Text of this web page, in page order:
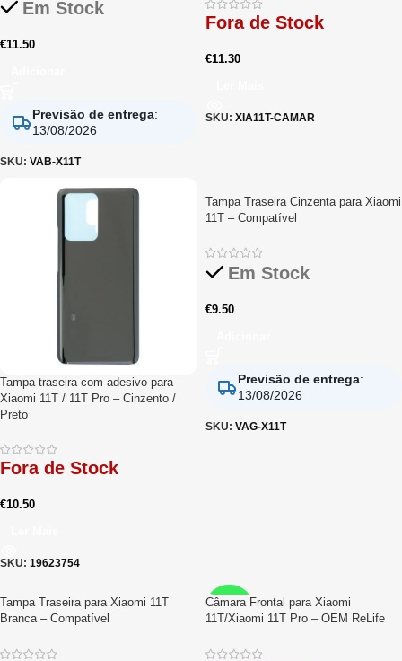
Em Stock
€11.50
Previsão de entrega:
13/08/2026
SKU: VAB-X11T
Fora de Stock
€11.30
SKU: XIA11T-CAMAR
Tampa traseira com adesivo para
Xiaomi 11T / 11T Pro – Cinzento /
Preto
Fora de Stock
€10.50
SKU: 19623754
Tampa Traseira Cinzenta para Xiaomi
11T – Compatível
Em Stock
€9.50
Previsão de entrega:
13/08/2026
SKU: VAG-X11T
Tampa Traseira para Xiaomi 11T
Branca – Compatível
RELIFE
Câmara Frontal para Xiaomi
11T/Xiaomi 11T Pro – OEM ReLife